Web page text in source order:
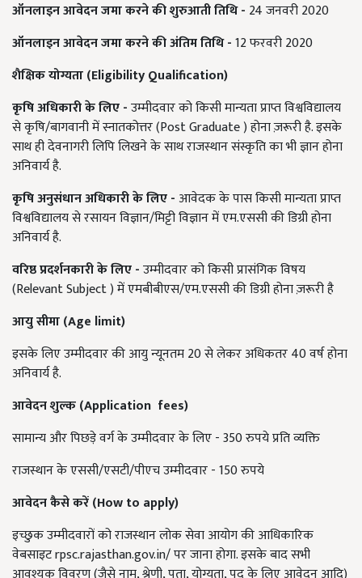
ऑनलाइन आवेदन जमा करने की शुरुआती तिथि - 24 जनवरी 2020
ऑनलाइन आवेदन जमा करने की अंतिम तिथि -12 फरवरी 2020
शैक्षिक योग्यता(Eligibility Qualification)
कृषि अधिकारी के लिए -उम्मीदवार को किसी मान्यता प्राप्त विश्वविद्यालय
से कृषि/बागवानी में स्नातकोत्तर (Post Graduate ) होना ज़रूरी है. इसके
साथ ही देवनागरी लिपि लिखने के साथ राजस्थान संस्कृति का भी ज्ञान होना
अनिवार्य है.
कृषि अनुसंधान अधिकारी के लिए - आवेदक के पास किसी मान्यता प्राप्त
विश्वविद्यालय से रसायन विज्ञान/मिट्टी विज्ञान में एम.एससी की डिग्री होना
अनिवार्य है.
वरिष्ठ प्रदर्शनकारी के लिए -उम्मीदवार को किसी प्रासंगिक विषय
(Relevant Subject ) में एमबीबीएस/एम.एससी की डिग्री होना ज़रूरी है
आयु सीमा(Age limit)
इसके लिए उम्मीदवार की आयु न्यूनतम 20 से लेकर अधिकतर 40 वर्ष होना
अनिवार्य है.
आवेदन शुल्क(Application fees)
सामान्य और पिछड़े वर्ग के उम्मीदवार के लिए - 350 रुपये प्रति व्यक्ति
राजस्थान के एससी/एसटी/पीएच उम्मीदवार - 150 रुपये
आवेदन कैसे करें(How to apply)
इच्छुक उम्मीदवारों को राजस्थान लोक सेवा आयोग की आधिकारिक
वेबसाइट rpsc.rajasthan.gov.in/ पर जाना होगा. इसके बाद सभी